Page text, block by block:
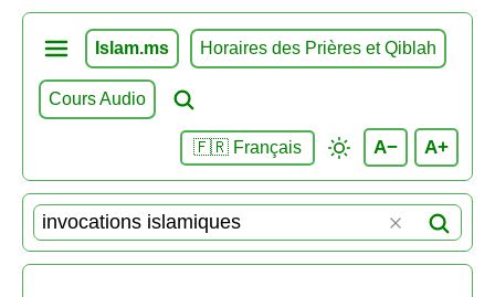
Islam.ms Horaires des Prières et Qiblah
Cours Audio
🇫🇷 Français A− A+